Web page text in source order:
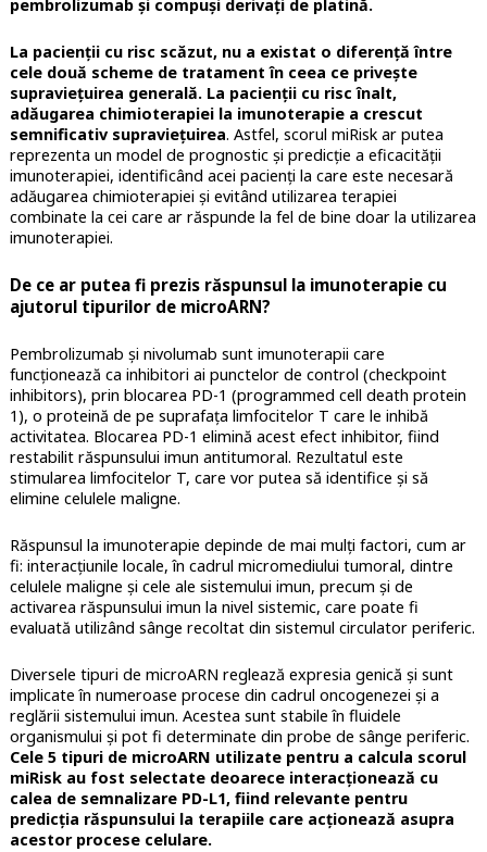
pembrolizumab și compuşi derivați de platină.
La pacienții cu risc scăzut, nu a existat o diferență între
cele două scheme de tratament în ceea ce privește
supraviețuirea generală. La pacienții cu risc înalt,
adăugarea chimioterapiei la imunoterapie a crescut
semnificativ supraviețuirea. Astfel, scorul miRisk ar putea
reprezenta un model de prognostic și predicție a eficacității
imunoterapiei, identificând acei pacienţi la care este necesară
adăugarea chimioterapiei şi evitând utilizarea terapiei
combinate la cei care ar răspunde la fel de bine doar la utilizarea
imunoterapiei.
De ce ar putea fi prezis răspunsul la imunoterapie cu
ajutorul tipurilor de microARN?
Pembrolizumab şi nivolumab sunt imunoterapii care
funcționează ca inhibitori ai punctelor de control (checkpoint
inhibitors), prin blocarea PD-1 (programmed cell death protein
1), o proteină de pe suprafața limfocitelor T care le inhibă
activitatea. Blocarea PD-1 elimină acest efect inhibitor, fiind
restabilit răspunsului imun antitumoral. Rezultatul este
stimularea limfocitelor T, care vor putea să identifice și să
elimine celulele maligne.
Răspunsul la imunoterapie depinde de mai mulți factori, cum ar
fi: interacțiunile locale, în cadrul micromediului tumoral, dintre
celulele maligne și cele ale sistemului imun, precum și de
activarea răspunsului imun la nivel sistemic, care poate fi
evaluată utilizând sânge recoltat din sistemul circulator periferic.
Diversele tipuri de microARN reglează expresia genică și sunt
implicate în numeroase procese din cadrul oncogenezei și a
reglării sistemului imun. Acestea sunt stabile în fluidele
organismului şi pot fi determinate din probe de sânge periferic.
Cele 5 tipuri de microARN utilizate pentru a calcula scorul
miRisk au fost selectate deoarece interacţionează cu
calea de semnalizare PD-L1, fiind relevante pentru
predicţia răspunsului la terapiile care acţionează asupra
acestor procese celulare.